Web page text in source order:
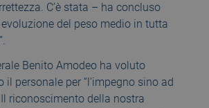
C’è stata – ha concluso
del peso medio in tutta
Benito Amodeo ha voluto
il personale per “l’impegno sino ad
riconoscimento della nostra